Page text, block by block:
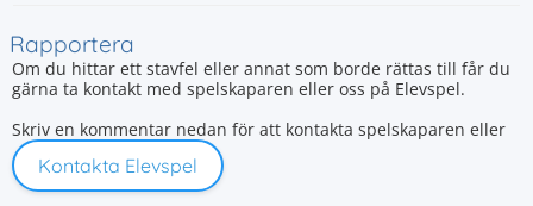
Rapportera
Om du hittar ett stavfel eller annat som borde rättas till får du
gärna ta kontakt med spelskaparen eller oss på Elevspel.
Skriv en kommentar nedan för att kontakta spelskaparen eller
Kontakta Elevspel